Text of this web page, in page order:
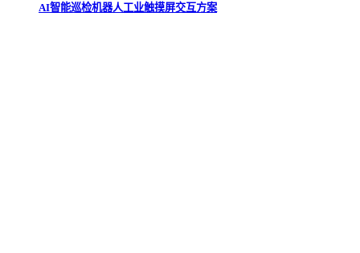
AI智能巡检机器人工业触摸屏交互方案